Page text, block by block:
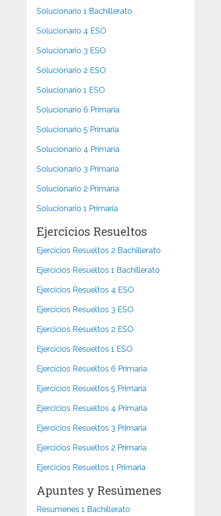
Solucionario 1 Bachillerato
Solucionario 4 ESO
Solucionario 3 ESO
Solucionario 2 ESO
Solucionario 1 ESO
Solucionario 6 Primaria
Solucionario 5 Primaria
Solucionario 4 Primaria
Solucionario 3 Primaria
Solucionario 2 Primaria
Solucionario 1 Primaria
Ejercicios Resueltos
Ejercicios Resueltos 2 Bachillerato
Ejercicios Resueltos 1 Bachillerato
Ejercicios Resueltos 4 ESO
Ejercicios Resueltos 3 ESO
Ejercicios Resueltos 2 ESO
Ejercicios Resueltos 1 ESO
Ejercicios Resueltos 6 Primaria
Ejercicios Resueltos 5 Primaria
Ejercicios Resueltos 4 Primaria
Ejercicios Resueltos 3 Primaria
Ejercicios Resueltos 2 Primaria
Ejercicios Resueltos 1 Primaria
Apuntes y Resúmenes
Resumenes 1 Bachillerato